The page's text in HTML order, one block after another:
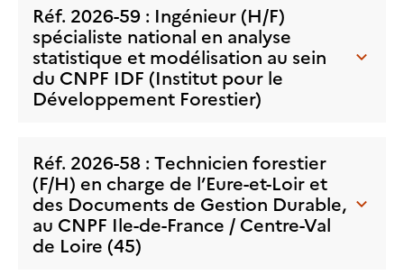
Réf. 2026-59 : Ingénieur (H/F)
spécialiste national en analyse
statistique et modélisation au sein
du CNPF IDF (Institut pour le
Développement Forestier)
Réf. 2026-58 : Technicien forestier
(F/H) en charge de l’Eure-et-Loir et
des Documents de Gestion Durable,
au CNPF Ile-de-France / Centre-Val
de Loire (45)